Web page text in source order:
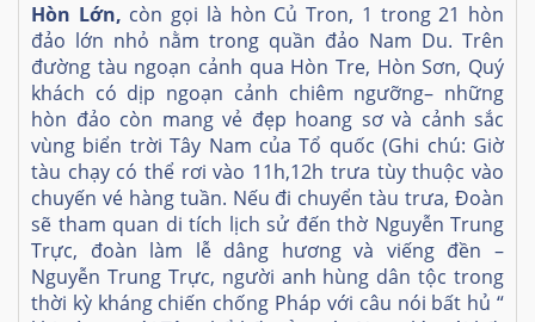
Hòn Lớn, còn gọi là hòn Củ Tron, 1 trong 21 hòn
đảo lớn nhỏ nằm trong quần đảo Nam Du. Trên
đường tàu ngoạn cảnh qua Hòn Tre, Hòn Sơn, Quý
khách có dịp ngoạn cảnh chiêm ngưỡng– những
hòn đảo còn mang vẻ đẹp hoang sơ và cảnh sắc
vùng biển trời Tây Nam của Tổ quốc(Ghi chú: Giờ
tàu chạy có thể rơi vào 11h,12h trưa tùy thuộc vào
chuyến vé hàng tuần. Nếu đi chuyển tàu trưa, Đoàn
sẽ tham quan di tích lịch sử đến thờ Nguyễn Trung
Trực, đoàn làm lễ dâng hương và viếng đền –
Nguyễn Trung Trực, người anh hùng dân tộc trong
thời kỳ kháng chiến chống Pháp với câu nói bất hủ “